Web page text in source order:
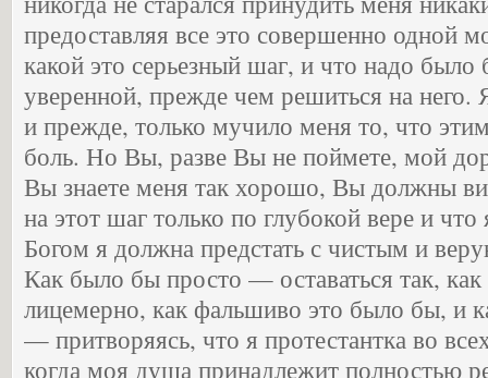
предоставляя все это совершенно одной
какой это серьезный шаг, и что надо
уверенной, прежде чем решиться на него.
и прежде, только мучило меня то, что
боль. Но Вы, разве Вы не поймете, мой
Вы знаете меня так хорошо, Вы должны
на этот шаг только по глубокой вере и
Богом я должна предстать с чистым и
Как было бы просто — оставаться так, как
лицемерно, как фальшиво это было бы, и
— притворяясь, что я протестантка во
когда моя душа принадлежит полностью